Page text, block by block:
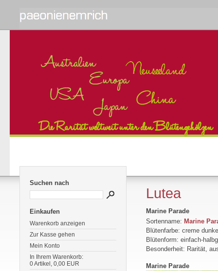
Suchen nach
Einkaufen
Warenkorb anzeigen
Zur Kasse gehen
Mein Konto
In Ihrem Warenkorb:
0Artikel, 0,00 EUR
Lutea
Marine Parade
Sortenname: Marine
Blütenfarbe: creme
Blütenform: einfach-
Besonderheit: Rarität,
Marine Parade